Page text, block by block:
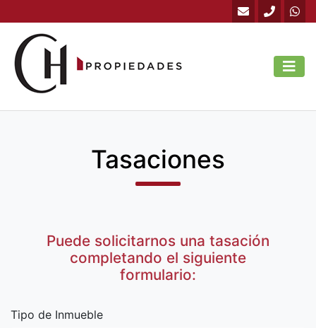
Tasaciones
Puede solicitarnos una tasación
completando el siguiente
formulario:
Tipo de Inmueble